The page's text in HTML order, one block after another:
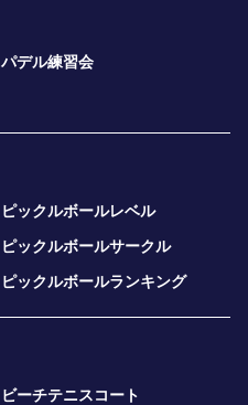
パデル練習会
ピックルボールレベル
ピックルボールサークル
ピックルボールランキング
ビーチテニスコート